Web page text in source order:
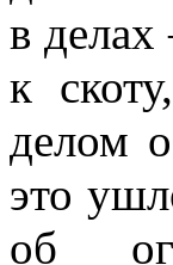
в
к
делом
это
об